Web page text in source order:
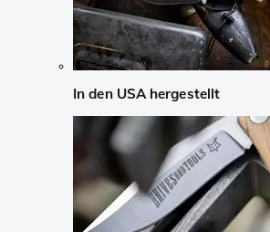
In den USA hergestellt